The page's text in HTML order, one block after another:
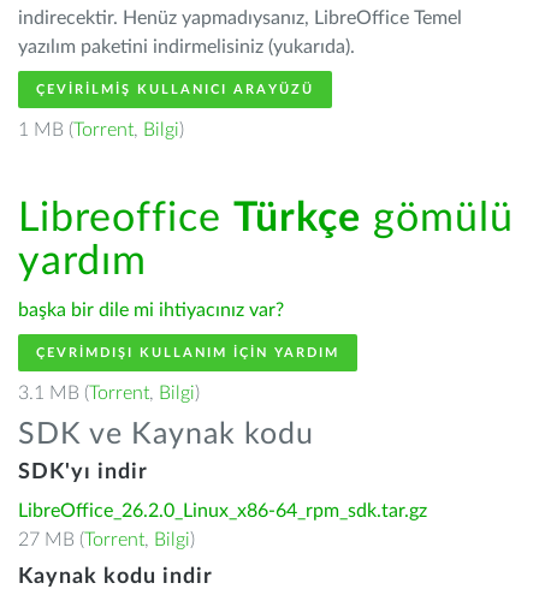
indirecektir. Henüz yapmadıysanız, LibreOffice Temel
yazılım paketini indirmelisiniz (yukarıda).
ÇEVIRILMIŞ KULLANICI ARAYÜZÜ
1 MB (Torrent, Bilgi)
Libreoffice Türkçe gömülü
yardım
başka bir dile mi ihtiyacınız var?
ÇEVRIMDIŞI KULLANIM IÇIN YARDIM
3.1 MB (Torrent, Bilgi)
SDK ve Kaynak kodu
SDK'yı indir
LibreOffice_26.2.0_Linux_x86-64_rpm_sdk.tar.gz
27 MB (Torrent, Bilgi)
Kaynak kodu indir